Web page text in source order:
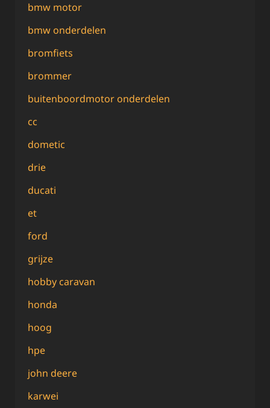
bmw motor
bmw onderdelen
bromfiets
brommer
buitenboordmotor onderdelen
cc
dometic
drie
ducati
et
ford
grijze
hobby caravan
honda
hoog
hpe
john deere
karwei